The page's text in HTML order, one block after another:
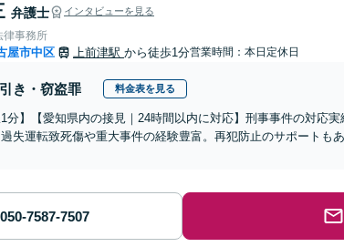
弁護士 インタビューを見る
律事務所
屋市中区 上前津駅 から徒歩1分営業時間：本日定休日
き・窃盗罪 料金表を見る
1分】【愛知県内の接見｜24時間以内に対応】刑事事件の対応
失運転致死傷や重大事件の経験豊富。再犯防止のサポートも